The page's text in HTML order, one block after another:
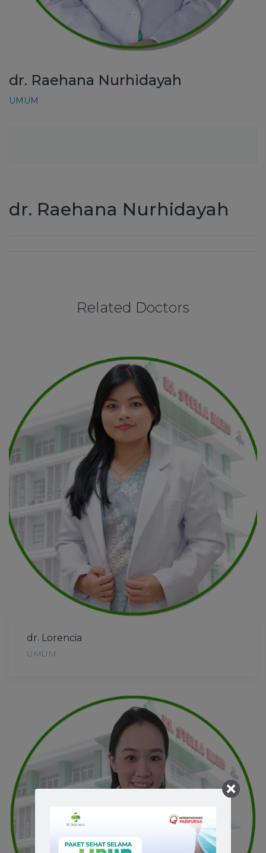
dr. Raehana Nurhidayah
UMUM
dr. Raehana Nurhidayah
Related Doctors
dr. Lorencia
UMUM